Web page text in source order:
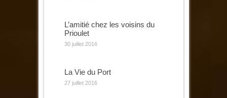
L’amitié chez les voisins du
Prioulet
30 juillet 2016
La Vie du Port
27 juillet 2016